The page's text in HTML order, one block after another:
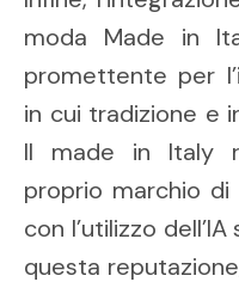
moda Made in
promettente per
in cui tradizione e
Il made in Italy
proprio marchio
con l’utilizzo
questa